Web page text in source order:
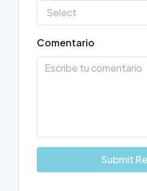
Select
Comentario
Submit